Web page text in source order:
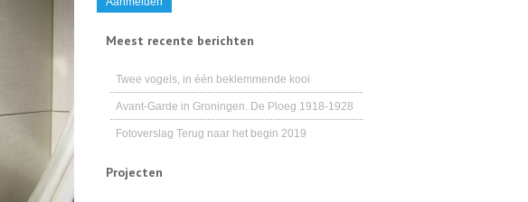
Meest recente berichten
Twee vogels, in één beklemmende kooi
Avant-Garde in Groningen. De Ploeg 1918-1928
Fotoverslag Terug naar het begin 2019
Projecten